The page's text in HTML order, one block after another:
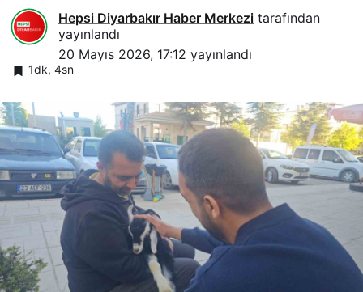
Hepsi Diyarbakır Haber Merkezi tarafından
yayınlandı
20 Mayıs 2026, 17:12 yayınlandı
1dk, 4sn